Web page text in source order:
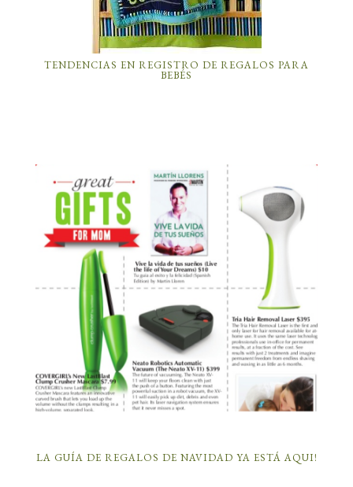
TENDENCIAS EN REGISTRO DE REGALOS PARA
BEBÉS
LA GUÍA DE REGALOS DE NAVIDAD YA ESTÁ AQUI!